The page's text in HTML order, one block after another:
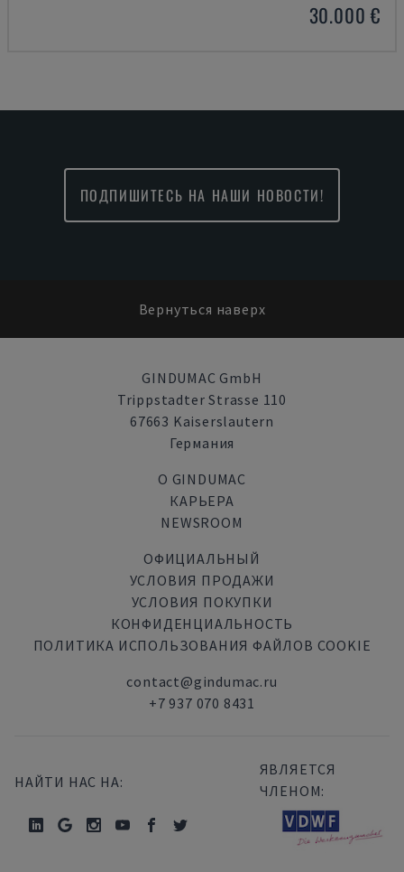
30.000 €
ПОДПИШИТЕСЬ НА НАШИ НОВОСТИ!
Вернуться наверх
GINDUMAC GmbH
Trippstadter Strasse 110
67663 Kaiserslautern
Германия
О GINDUMAC
КАРЬЕРА
NEWSROOM
ОФИЦИАЛЬНЫЙ
УСЛОВИЯ ПРОДАЖИ
УСЛОВИЯ ПОКУПКИ
КОНФИДЕНЦИАЛЬНОСТЬ
ПОЛИТИКА ИСПОЛЬЗОВАНИЯ ФАЙЛОВ COOKIE
contact@gindumac.ru
+7 937 070 8431
НАЙТИ НАС НА:
ЯВЛЯЕТСЯ
ЧЛЕНОМ: